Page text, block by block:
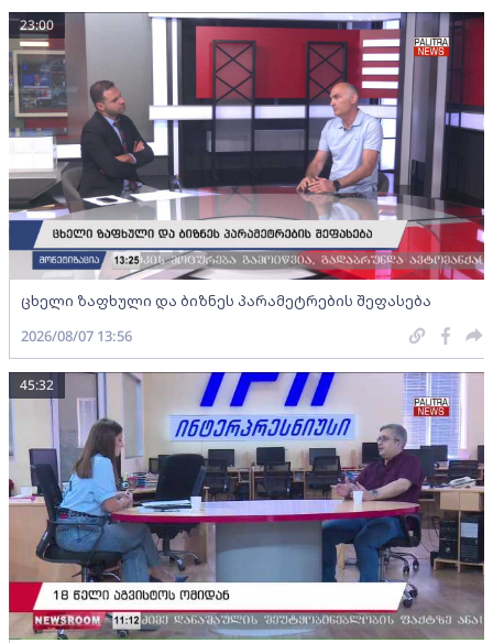
ცხელი ზაფხული და ბიზნეს პარამეტრების შეფასება
23:00
2026/08/07 13:56
45:32